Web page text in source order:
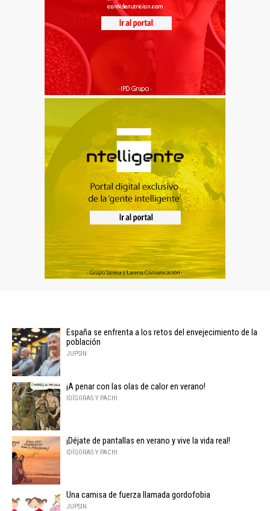
España se enfrenta a los retos del envejecimiento de la
población
JUPSIN
¡A penar con las olas de calor en verano!
IDÍGORAS Y PACHI
¡Déjate de pantallas en verano y vive la vida real!
IDÍGORAS Y PACHI
Una camisa de fuerza llamada gordofobia
JUPSIN